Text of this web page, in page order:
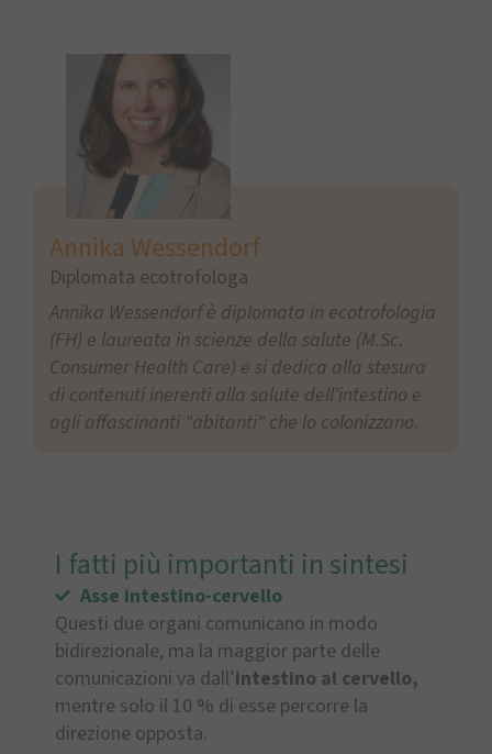
Annika Wessendorf
Diplomata ecotrofologa
Annika Wessendorf è diplomata in ecotrofologia
(FH) e laureata in scienze della salute (M.Sc.
Consumer Health Care) e si dedica alla stesura
di contenuti inerenti alla salute dell'intestino e
agli affascinanti "abitanti" che lo colonizzano.
I fatti più importanti in sintesi
Asse intestino-cervello
Questi due organi comunicano in modo
bidirezionale, ma la maggior parte delle
comunicazioni va dall’intestino al cervello,
mentre solo il 10 % di esse percorre la
direzione opposta.